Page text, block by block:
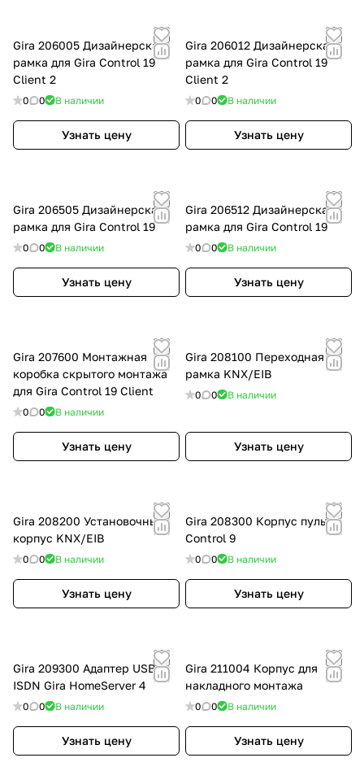
Gira 206005 Дизайнерская
рамка для Gira Control 19
Client 2
0 0 В наличии
Узнать цену
Gira 206012 Дизайнерская
рамка для Gira Control 19
Client 2
0 0 В наличии
Узнать цену
Gira 206505 Дизайнерская
рамка для Gira Control 19
0 0 В наличии
Узнать цену
Gira 206512 Дизайнерская
рамка для Gira Control 19
0 0 В наличии
Узнать цену
Gira 207600 Монтажная
коробка скрытого монтажа
для Gira Control 19 Client
0 0 В наличии
Узнать цену
Gira 208100 Переходная
рамка KNX/EIB
0 0 В наличии
Узнать цену
Gira 208200 Установочный
корпус KNX/EIB
0 0 В наличии
Узнать цену
Gira 208300 Корпус пульта
Control 9
0 0 В наличии
Узнать цену
Gira 209300 Адаптер USB
ISDN Gira HomeServer 4
0 0 В наличии
Узнать цену
Gira 211004 Корпус для
накладного монтажа
0 0 В наличии
Узнать цену